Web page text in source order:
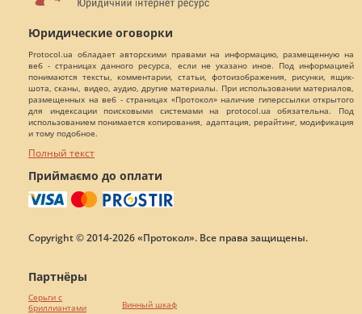
Юридические оговорки
Protocol.ua обладает авторскими правами на информацию, размещенную на
веб - страницах данного ресурса, если не указано иное. Под информацией
понимаются тексты, комментарии, статьи, фотоизображения, рисунки, ящик-
шота, сканы, видео, аудио, другие материалы. При использовании материалов,
размещенных на веб - страницах «Протокол» наличие гиперссылки открытого
для индексации поисковыми системами на protocol.ua обязательна. Под
использованием понимается копирования, адаптация, рерайтинг, модификация
и тому подобное.
Полный текст
Приймаємо до оплати
Copyright © 2014-2026 «Протокол». Все права защищены.
Партнёры
Серьги с
бриллиантами
Винный шкаф